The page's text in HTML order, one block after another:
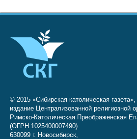
© 2015 «Сибирская католическая газета»,
издание Централизованной религиозной
Римско-Католическая Преображенская
(ОГРН 1025400007490)
630099 г. Новосибирск,